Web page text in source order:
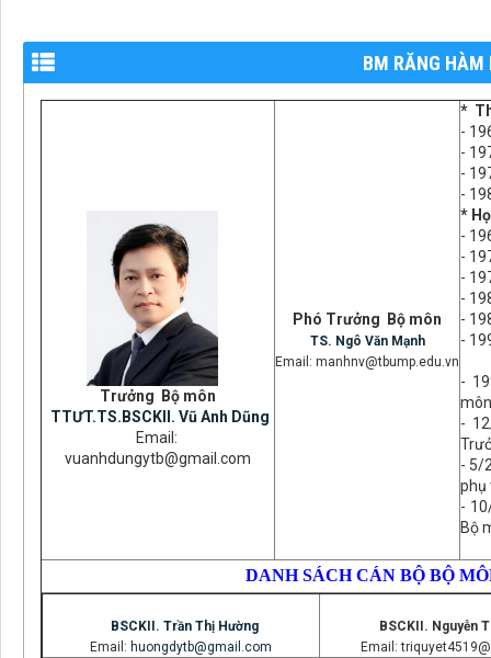
BM RĂNG HÀM
Trưởng Bộ môn
TTƯT.TS.BSCKII. Vũ Anh Dũng
Email:
vuanhdungytb@gmail.com
Phó Trưởng Bộ môn
TS. Ngô Văn Mạnh
Email: manhnv@tbump.edu.vn
*
-
-
-
-
*
-
-
-
-
-
-
-
môn
-
- 5/
phụ
-
Bộ
DANH SÁCH CÁN BỘ BỘ
BSCKII. Trần Thị Hường
Email: huongdytb@gmail.com
BSCKII. Nguyễn
Email: